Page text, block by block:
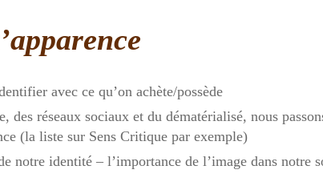
avec ce qu’on achète/possède
des réseaux sociaux et du dématérialisé, nous
(la liste sur Sens Critique par exemple)
notre identité – l’importance de l’image dans notre